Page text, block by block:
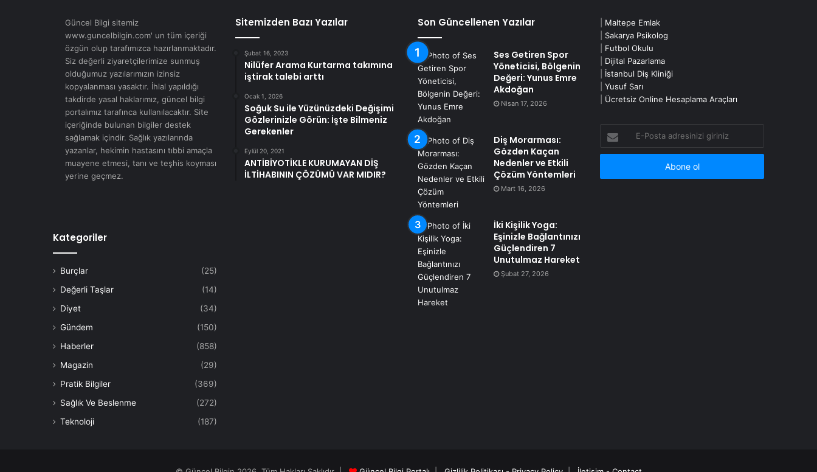
Güncel Bilgi sitemiz
www.guncelbilgin.com' un tüm içeriği
özgün olup tarafımızca hazırlanmaktadır.
Siz değerli ziyaretçilerimize sunmuş
olduğumuz yazılarımızın izinsiz
kopyalanması yasaktır. İhlal yapıldığı
takdirde yasal haklarımız, güncel bilgi
portalımız tarafınca kullanılacaktır. Site
içeriğinde bulunan bilgiler destek
sağlamak içindir. Sağlık yazılarında
yazanlar, hekimin hastasını tıbbi amaçla
muayene etmesi, tanı ve teşhis koyması
yerine geçmez.
Kategoriler
Burçlar
(25)
Değerli Taşlar
(14)
Diyet
(34)
Gündem
(150)
Haberler
(858)
Magazin
(29)
Pratik Bilgiler
(369)
Sağlık Ve Beslenme
(272)
Teknoloji
(187)
Sitemizden Bazı Yazılar
Şubat 16, 2023
Nilüfer Arama Kurtarma takımına
iştirak talebi arttı
Ocak 1, 2026
Soğuk Su ile Yüzünüzdeki Değişimi
Gözlerinizle Görün: İşte Bilmeniz
Gerekenler
Eylül 20, 2021
ANTİBİYOTİKLE KURUMAYAN DİŞ
İLTİHABININ ÇÖZÜMÜ VAR MIDIR?
Son Güncellenen Yazılar
Ses Getiren Spor
Yöneticisi, Bölgenin
Değeri: Yunus Emre
Akdoğan
Nisan 17, 2026
Diş Morarması:
Gözden Kaçan
Nedenler ve Etkili
Çözüm Yöntemleri
Mart 16, 2026
İki Kişilik Yoga:
Eşinizle Bağlantınızı
Güçlendiren 7
Unutulmaz Hareket
Şubat 27, 2026
Maltepe Emlak
Sakarya Psikolog
Futbol Okulu
Dijital Pazarlama
İstanbul Diş Kliniği
Yusuf Sarı
Ücretsiz Online Hesaplama Araçları
Posta
adresinizi